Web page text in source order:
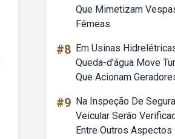
Que Mimetizam
Fêmeas
#8 Em Usinas
Queda-d'água Move
Que Acionam
#9 Na Inspeção De
Veicular Serão
Entre Outros Aspectos